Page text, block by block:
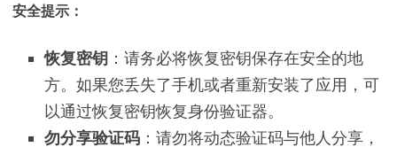
安全提示 ：
恢复密钥 ：请务必将恢复密钥保存在安全的地
方。如果您丢失了手机或者重新安装了应用，可
以通过恢复密钥恢复身份验证器。
勿分享验证码 ：请勿将动态验证码与他人分享，